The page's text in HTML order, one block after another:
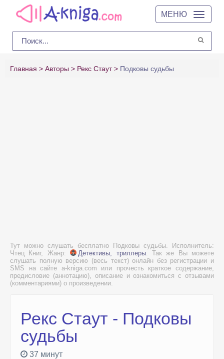
МЕНЮ
Главная Авторы Рекс Стаут Подковы судьбы
Тут можно слушать бесплатно Подковы судьбы. Исполнитель:
Чтец Книг, Жанр:
Детективы, триллеры. Так же Вы можете
слушать полную версию (весь текст) онлайн без регистрации и
SMS на сайте a-kniga.com или прочесть краткое содержание,
предисловие (аннотацию), описание и ознакомиться с отзывами
(комментариями) о произведении.
Рекс Стаут - Подковы
судьбы
37 минут